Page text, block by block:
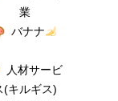
業
バナナ
人材サービ
(キルギス)